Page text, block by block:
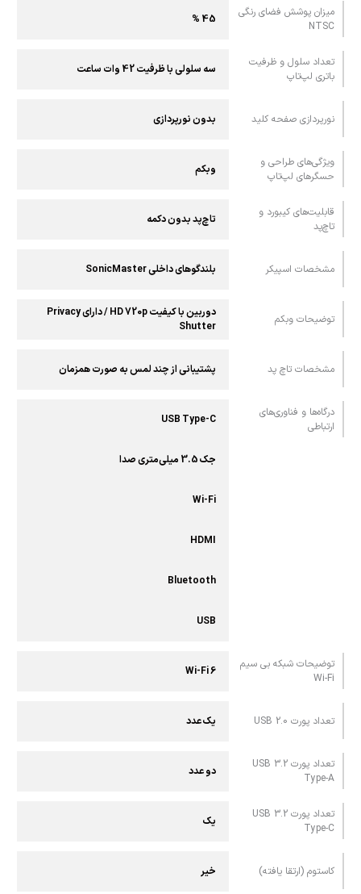
میزان پوشش فضای رنگی
NTSC
45 %
تعداد سلول و ظرفیت
باتری لپ‌تاپ
سه سلولی با ظرفیت 42 وات ساعت
نورپردازی صفحه کلید بدون نورپردازی
ویژگی‌های طراحی و
حسگرهای لپ‌تاپ
وبکم
قابلیت‌های کیبورد و
تاچ‌پد
تاچ‌پد بدون دکمه
مشخصات اسپیکر بلندگوهای داخلی SonicMaster
توضیحات وبکم
دوربین با کیفیت HD 720p / دارای Privacy
Shutter
مشخصات تاچ پد پشتیبانی از چند لمس به صورت همزمان
درگاه‌ها و فناوری‌های
ارتباطی
USB Type-C
جک 3.5 میلی‌متری صدا
Wi-Fi
HDMI
Bluetooth
USB
توضیحات شبکه بی سیم
Wi-Fi
Wi-Fi 6
تعداد پورت USB 2.0 یک عدد
تعداد پورت USB 3.2
Type-A
دو عدد
تعداد پورت USB 3.2
Type-C
یک
کاستوم (ارتقا یافته) خیر